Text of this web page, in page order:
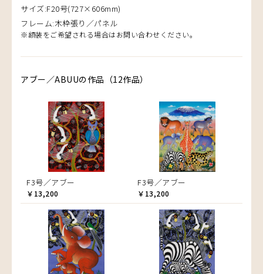
サイズ:F20号(727×606mm)
フレーム:木枠張り／パネル
※額装をご希望される場合はお問い合わせください。
アブー／ABUUの作品（12作品）
F3号／アブー
￥13,200
F3号／アブー
￥13,200